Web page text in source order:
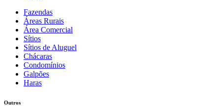
Fazendas
Áreas Rurais
Área Comercial
Sítios
Sítios de Aluguel
Chácaras
Condomínios
Galpões
Haras
Outros